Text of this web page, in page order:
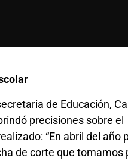
de Educación,
precisiones sobre el
“En abril del año
de corte que tomamos